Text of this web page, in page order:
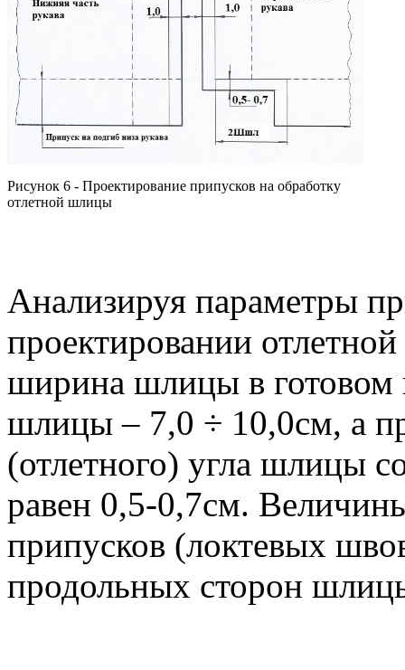
Рисунок 6 - Проектирование припусков на обработку
отлетной шлицы
Анализируя параметры
проектировании
ширина шлицы в готовом
шлицы – 7,0 ÷ 10,0см, а
(отлетного) угла шлицы
равен 0,5-0,7см.
припусков (локтевых
продольных сторон